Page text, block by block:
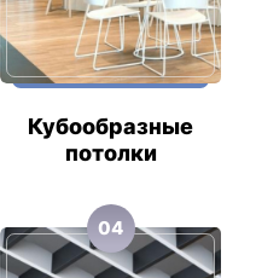
Кубообразные
потолки
04